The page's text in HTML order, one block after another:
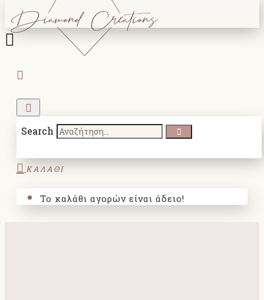
Search
ΚΑΛΑΘΙ
Το καλάθι αγορών είναι άδειο!